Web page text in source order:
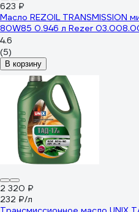
623 ₽
Масло REZOIL TRANSMISSION
80W85 0.946 л Rezer
4.6
(5)
В корзину
2 320 ₽
232 ₽/л